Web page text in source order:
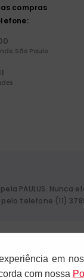
compras
São Paulo
PAULUS.
telefone (11)
em
com nossa